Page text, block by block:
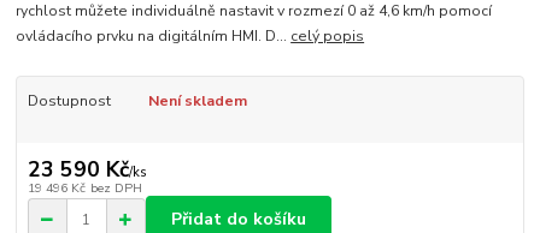
rychlost můžete individuálně nastavit v rozmezí 0 až 4,6 km/h pomocí
ovládacího prvku na digitálním HMI. D... celý popis
Dostupnost Není skladem
23 590 Kč/ks
19 496 Kč bez DPH
Přidat do košíku